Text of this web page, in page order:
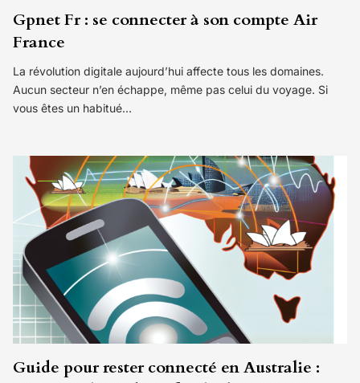
Gpnet Fr : se connecter à son compte Air
France
La révolution digitale aujourd’hui affecte tous les domaines.
Aucun secteur n’en échappe, même pas celui du voyage. Si
vous êtes un habitué…
Guide pour rester connecté en Australie :